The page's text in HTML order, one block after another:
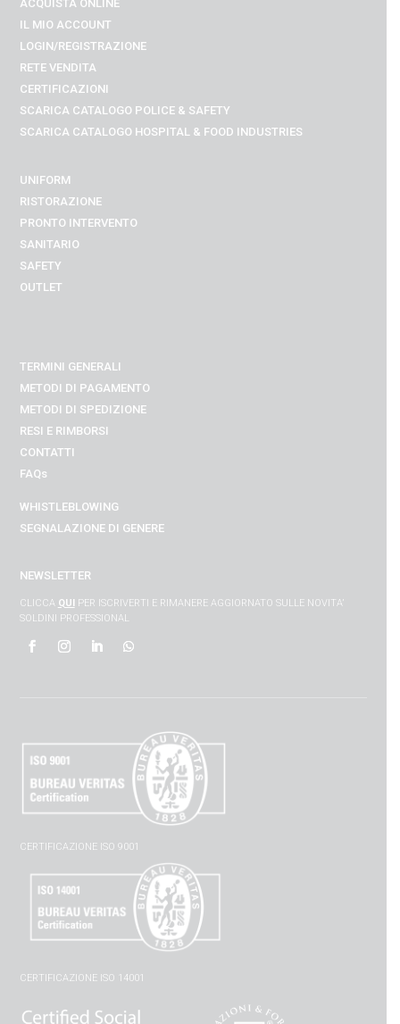
ACQUISTA ONLINE
IL MIO ACCOUNT
LOGIN/REGISTRAZIONE
RETE VENDITA
CERTIFICAZIONI
SCARICA CATALOGO POLICE & SAFETY
SCARICA CATALOGO HOSPITAL & FOOD INDUSTRIES
UNIFORM
RISTORAZIONE
PRONTO INTERVENTO
SANITARIO
SAFETY
OUTLET
TERMINI GENERALI
METODI DI PAGAMENTO
METODI DI SPEDIZIONE
RESI E RIMBORSI
CONTATTI
FAQs
WHISTLEBLOWING
SEGNALAZIONE DI GENERE
NEWSLETTER
CLICCA QUIPER ISCRIVERTI E RIMANERE AGGIORNATO SULLE NOVITA’
SOLDINI PROFESSIONAL
CERTIFICAZIONE ISO 9001
CERTIFICAZIONE ISO 14001